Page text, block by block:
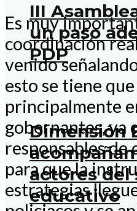
III
un paso
PDP
Dimensión
actores del
educativo
Es muy
coordinación
venido
esto se tiene
principalmente
gobernantes, ya
responsables de
para que la
estrategias